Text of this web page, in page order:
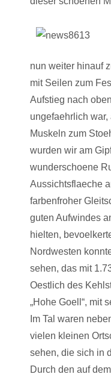
nun weiter hinauf
mit Seilen zum
Aufstieg nach
ungefaehrlich
Muskeln zum
wurden wir am
wunderschoene
Aussichtsflaeche
farbenfroher
guten Aufwindes
hielten,
Nordwesten
sehen, das mit
Oestlich des
„Hohe Goell“, mit
Im Tal waren
vielen kleinen
sehen, die sich in
Durch den auf